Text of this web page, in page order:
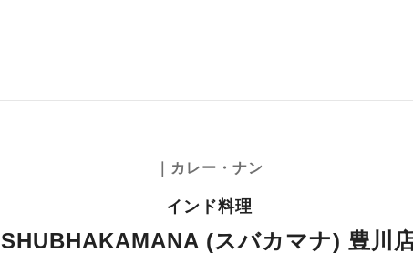
｜カレー・ナン
インド料理
SHUBHAKAMANA (スバカマナ) 豊川